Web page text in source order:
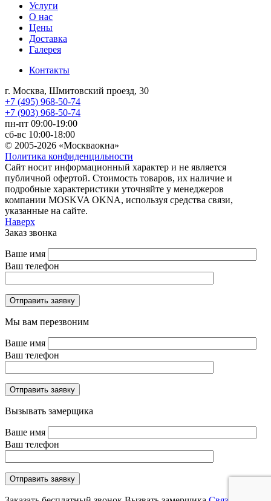
Услуги
О нас
Цены
Доставка
Галерея
Контакты
г. Москва, Шмитовский проезд, 30
+7 (495) 968-50-74
+7 (903) 968-50-74
пн-пт 09:00-19:00
сб-вс 10:00-18:00
© 2005-2026 «Москваокна»
Политика конфиденцильности
Сайт носит информационный характер и не является
публичной офертой. Стоимость товаров, их наличие и
подробные характеристики уточняйте у менеджеров
компании MOSKVA OKNA, используя средства связи,
указанные на сайте.
Наверх
Заказ звонка
Ваше имя
Ваш телефон
Отправить заявку
Мы вам перезвоним
Ваше имя
Ваш телефон
Отправить заявку
Вызывать замерщика
Ваше имя
Ваш телефон
Отправить заявку